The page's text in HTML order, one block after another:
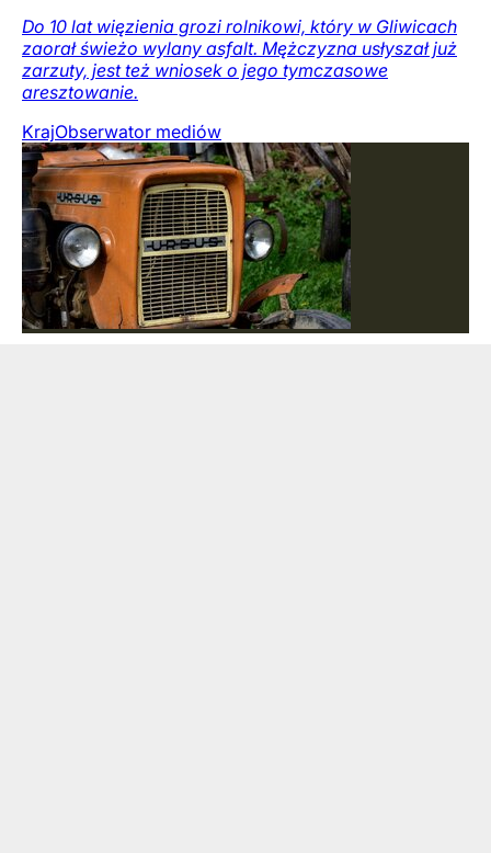
Do 10 lat więzienia grozi rolnikowi, który w Gliwicach
zaorał świeżo wylany asfalt. Mężczyzna usłyszał już
zarzuty, jest też wniosek o jego tymczasowe
aresztowanie.
KrajObserwator mediów